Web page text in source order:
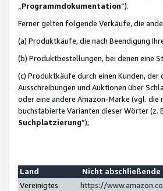
Programmdokumentation“).
Ferner gelten folgende Verkäufe, die
(a) Produktkäufe, die nach Beendigung
(b) Produktbestellungen, bei denen eine
(c) Produktkäufe durch einen Kunden,
Ausschreibungen und Auktionen über
oder eine andere Amazon-Marke (vgl. die
buchstabierte Varianten dieser Wörter (z.
Suchplatzierung”);
Land
Nicht abschließende
Vereinigtes
https://